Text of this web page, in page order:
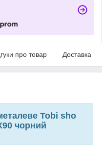
про товар Доставка
Tobi sho
чорний